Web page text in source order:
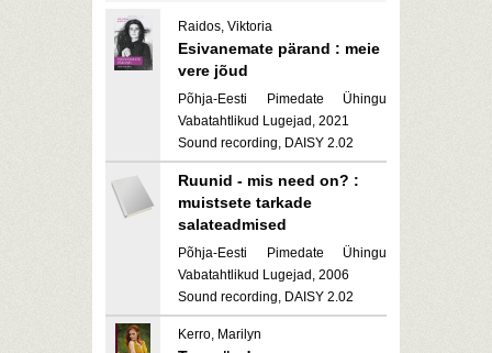
Raidos, Viktoria
Esivanemate pärand : meie
vere jõud
Põhja-Eesti Pimedate Ühingu
Vabatahtlikud Lugejad, 2021
Sound recording, DAISY 2.02
Ruunid - mis need on? :
muistsete tarkade
salateadmised
Põhja-Eesti Pimedate Ühingu
Vabatahtlikud Lugejad, 2006
Sound recording, DAISY 2.02
Kerro, Marilyn